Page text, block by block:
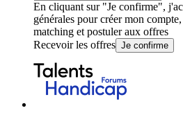
En cliquant sur "Je confirme",
générales pour créer mon
matching et postuler aux offres
Recevoir les offres Je confirme